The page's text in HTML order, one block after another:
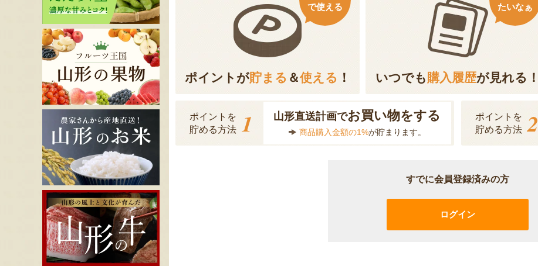
ポイントが貯まる ＆使える ！
で使える
いつでも購入履歴が見れる！
たいなぁ
ポイントを
貯める方法 1 山形直送計画でお買い物をする
商品購入金額の1%が貯まります。
ポイントを
貯める方法 2
すでに会員登録済みの方
ログイン